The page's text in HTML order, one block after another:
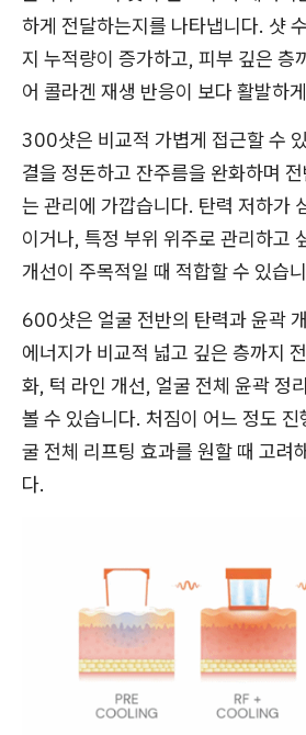
하게 전달하는지를 나타냅니다. 샷
지 누적량이 증가하고, 피부 깊은 층
어 콜라겐 재생 반응이 보다 활발하
300샷은 비교적 가볍게 접근할 수
결을 정돈하고 잔주름을 완화하며
는 관리에 가깝습니다. 탄력 저하가
이거나, 특정 부위 위주로 관리하고
개선이 주목적일 때 적합할 수 있습
600샷은 얼굴 전반의 탄력과 윤곽
에너지가 비교적 넓고 깊은 층까지
화, 턱 라인 개선, 얼굴 전체 윤곽 정
볼 수 있습니다. 처짐이 어느 정도
굴 전체 리프팅 효과를 원할 때 고려
다.